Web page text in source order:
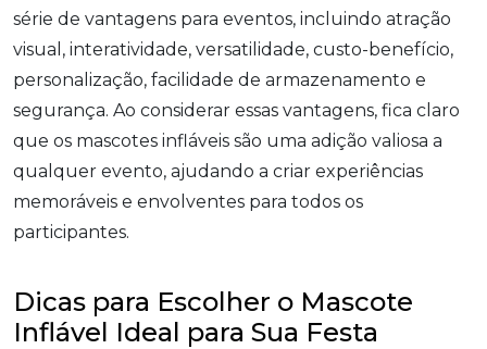
série de vantagens para eventos, incluindo atração
visual, interatividade, versatilidade, custo-benefício,
personalização, facilidade de armazenamento e
segurança. Ao considerar essas vantagens, fica claro
que os mascotes infláveis são uma adição valiosa a
qualquer evento, ajudando a criar experiências
memoráveis e envolventes para todos os
participantes.
Dicas para Escolher o Mascote
Inflável Ideal para Sua Festa